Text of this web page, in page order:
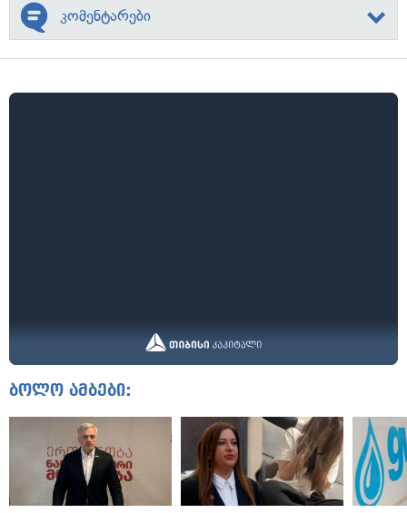
კომენტარები
ბოლო ამბები: